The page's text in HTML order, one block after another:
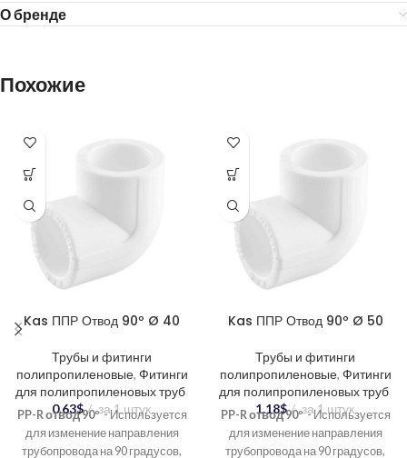
О бренде
Похожие
Kas ППР Отвод 90º Ø 40
Трубы и фитинги
полипропиленовые, Фитинги
для полипропиленовых труб
0.63$ за 1 штук
PP-R отвод 90º- Используется
для изменение направления
трубопровода на 90 градусов,
Kas ППР Отвод 90º Ø 50
Трубы и фитинги
полипропиленовые, Фитинги
для полипропиленовых труб
1.18$ за 1 штук
PP-R отвод 90º- Используется
для изменение направления
трубопровода на 90 градусов,